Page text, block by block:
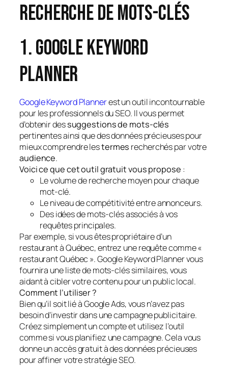
recherche de mots-clés
1. Google Keyword
Planner
Google Keyword Plannerest un outil incontournable
pour les professionnels du SEO. Il vous permet
d’obtenir dessuggestions de mots-clés
pertinentes ainsi que des données précieuses pour
mieux comprendre lestermes recherchés par votre
audience.
Voici ce que cet outil gratuit vous propose :
Le volume de recherche moyen pour chaque
mot-clé.
Le niveau de compétitivité entre annonceurs.
Des idées de mots-clés associés à vos
requêtes principales.
Par exemple, si vous êtes propriétaire d’un
restaurant à Québec, entrez une requête comme «
restaurant Québec ». Google Keyword Planner vous
fournira une liste de mots-clés similaires, vous
aidant à cibler votre contenu pour un public local.
Comment l’utiliser ?
Bien qu’il soit lié à Google Ads, vous n’avez pas
besoin d’investir dans une campagne publicitaire.
Créez simplement un compte et utilisez l’outil
comme si vous planifiez une campagne. Cela vous
donne un accès gratuit à des données précieuses
pour affiner votre stratégie SEO.